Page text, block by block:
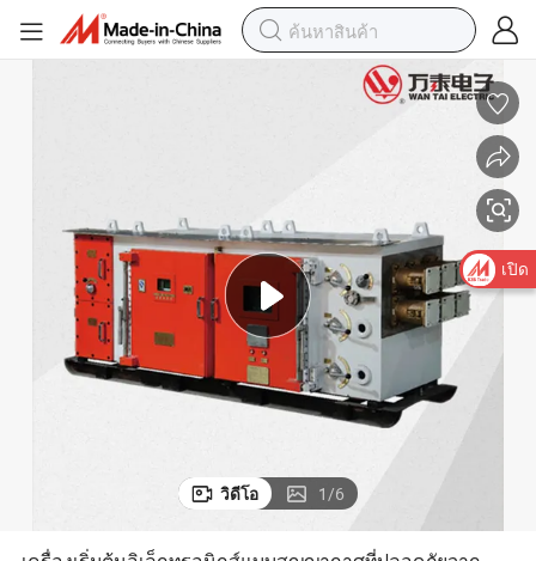
วิดีโอ 1/6
เปิด